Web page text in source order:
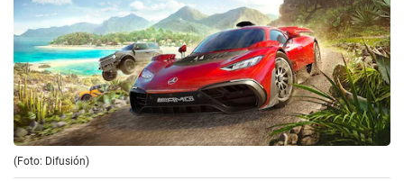
(Foto: Difusión)